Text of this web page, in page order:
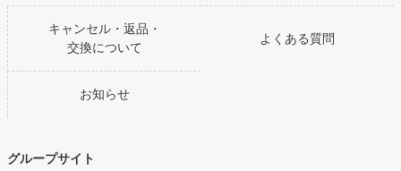
キャンセル・返品・
交換について
よくある質問
お知らせ
グループサイト